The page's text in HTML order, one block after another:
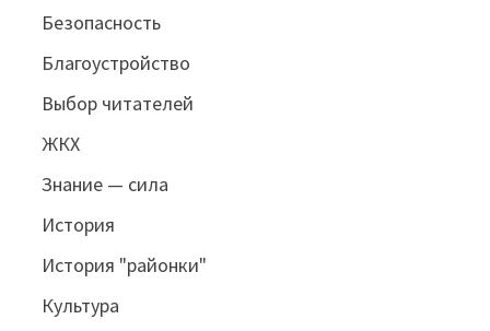
Безопасность
Благоустройство
Выбор читателей
ЖКХ
Знание — сила
История
История "районки"
Культура